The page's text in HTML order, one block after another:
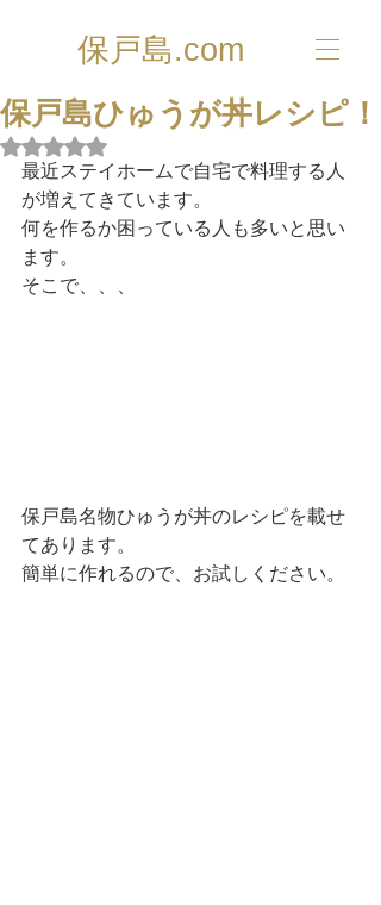
保戸島.com
保戸島ひゅうが丼レシピ！
5つ星のうちNaNと評価されています。
最近ステイホームで自宅で料理する人
が増えてきています。
何を作るか困っている人も多いと思い
ます。
そこで、、、
保戸島名物ひゅうが丼のレシピを載せ
てあります。
簡単に作れるので、お試しください。